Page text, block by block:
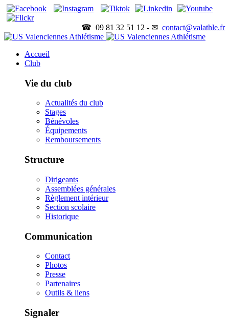
☎ 09 81 32 51 12 - ✉ contact@valathle.fr
Accueil
Club
Vie du club
Actualités du club
Stages
Bénévoles
Équipements
Remboursements
Structure
Dirigeants
Assemblées générales
Règlement intérieur
Section scolaire
Historique
Communication
Contact
Photos
Presse
Partenaires
Outils & liens
Signaler